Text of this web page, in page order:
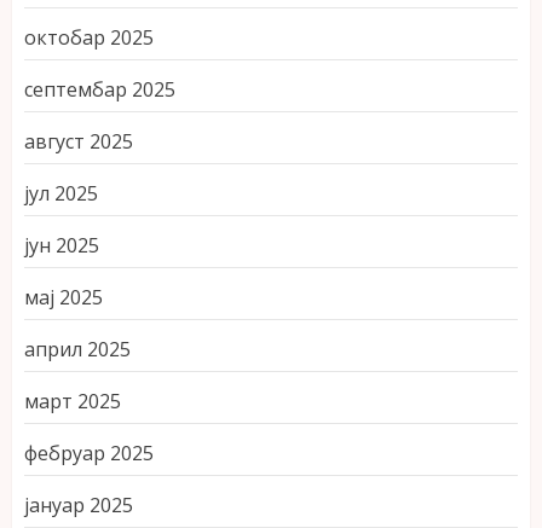
октобар 2025
септембар 2025
август 2025
јул 2025
јун 2025
мај 2025
април 2025
март 2025
фебруар 2025
јануар 2025